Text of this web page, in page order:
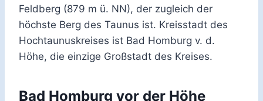
Feldberg (879 m ü. NN), der zugleich der
höchste Berg des Taunus ist. Kreisstadt des
Hochtaunuskreises ist Bad Homburg v. d.
Höhe, die einzige Großstadt des Kreises.
Bad Homburg vor der Höhe